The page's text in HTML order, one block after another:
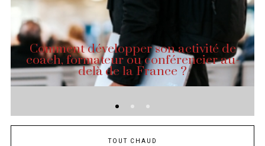
Comment développer son activité de
coach, formateur ou conférencier au-
delà de la France ?
TOUT CHAUD